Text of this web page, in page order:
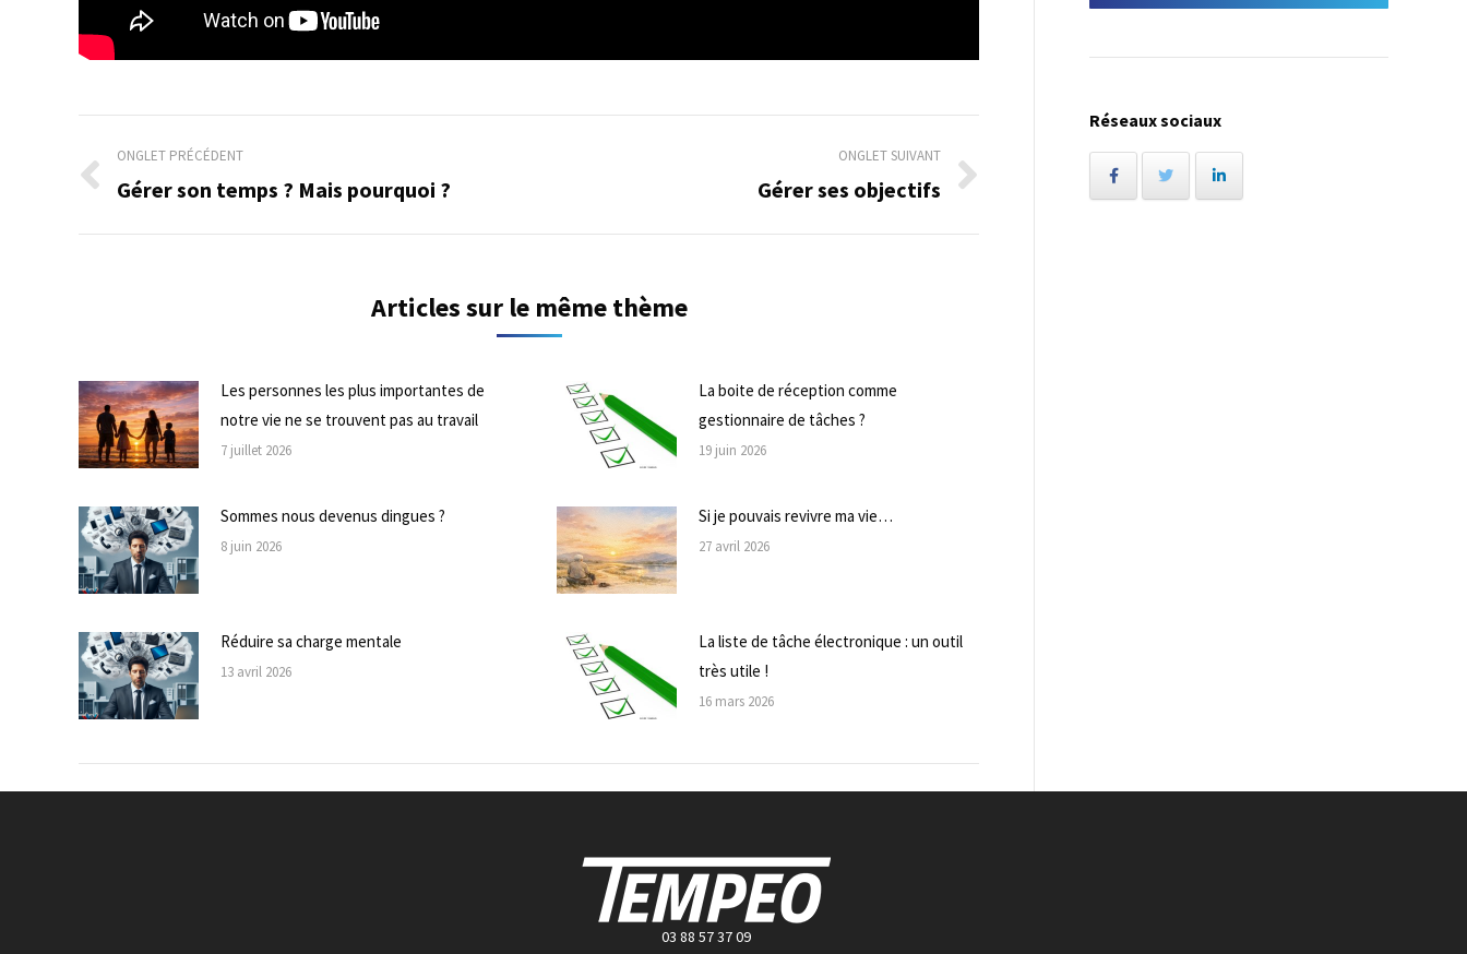
Navigation
de
commentaire
ONGLET PRÉCÉDENT
Onglet
Gérer son temps ? Mais pourquoi ?
ONGLET SUIVANT
Gérer ses objectifs
Articles sur le même thème
Les personnes les plus importantes de
notre vie ne se trouvent pas au travail
7 juillet 2026
La boite de réception comme
gestionnaire de tâches ?
19 juin 2026
Sommes nous devenus dingues ?
8 juin 2026
Si je pouvais revivre ma vie…
27 avril 2026
Réduire sa charge mentale
13 avril 2026
La liste de tâche électronique : un outil
très utile !
16 mars 2026
Réseaux sociaux
03 88 57 37 09